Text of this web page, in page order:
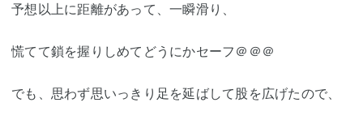
予想以上に距離があって、一瞬滑り、
慌てて鎖を握りしめてどうにかセーフ＠＠＠
でも、思わず思いっきり足を延ばして股を広げたので、